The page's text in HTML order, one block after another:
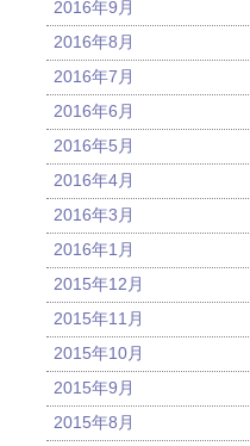
2016年9月
2016年8月
2016年7月
2016年6月
2016年5月
2016年4月
2016年3月
2016年1月
2015年12月
2015年11月
2015年10月
2015年9月
2015年8月